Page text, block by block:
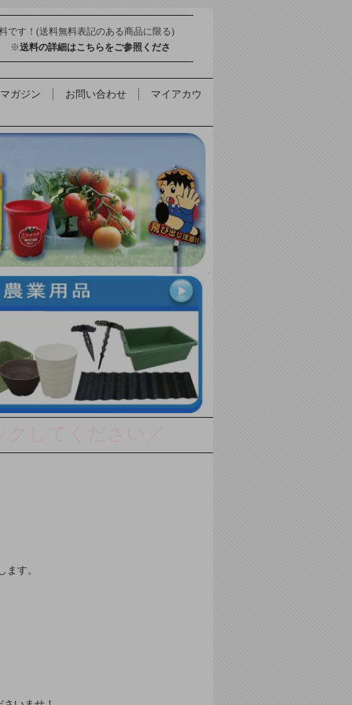
です！(送料無料表記のある商品に限る)
※送料の詳細はこちらをご参照くださ
ガジン お問い合わせ マイアカウ
す。